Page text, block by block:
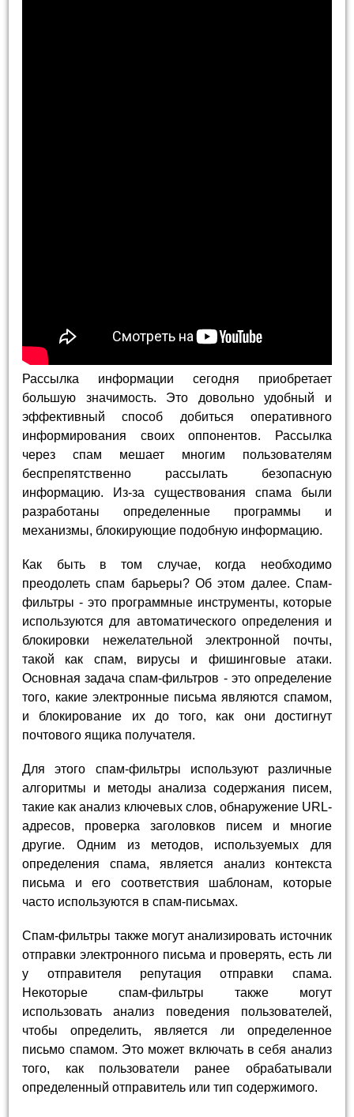
Рассылка информации сегодня приобретает
большую значимость. Это довольно удобный и
эффективный способ добиться оперативного
информирования своих оппонентов. Рассылка
через спам мешает многим пользователям
беспрепятственно рассылать безопасную
информацию. Из-за существования спама были
разработаны определенные программы и
механизмы, блокирующие подобную информацию.
Как быть в том случае, когда необходимо
преодолеть спам барьеры? Об этом далее. Спам-
фильтры - это программные инструменты, которые
используются для автоматического определения и
блокировки нежелательной электронной почты,
такой как спам, вирусы и фишинговые атаки.
Основная задача спам-фильтров - это определение
того, какие электронные письма являются спамом,
и блокирование их до того, как они достигнут
почтового ящика получателя.
Для этого спам-фильтры используют различные
алгоритмы и методы анализа содержания писем,
такие как анализ ключевых слов, обнаружение URL-
адресов, проверка заголовков писем и многие
другие. Одним из методов, используемых для
определения спама, является анализ контекста
письма и его соответствия шаблонам, которые
часто используются в спам-письмах.
Спам-фильтры также могут анализировать источник
отправки электронного письма и проверять, есть ли
у отправителя репутация отправки спама.
Некоторые спам-фильтры также могут
использовать анализ поведения пользователей,
чтобы определить, является ли определенное
письмо спамом. Это может включать в себя анализ
того, как пользователи ранее обрабатывали
определенный отправитель или тип содержимого.